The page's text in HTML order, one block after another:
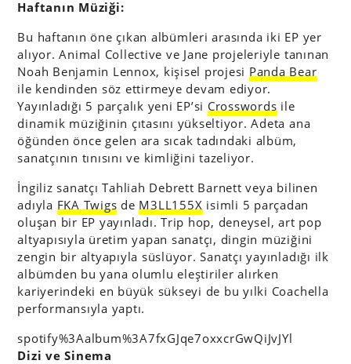
Haftanın Müziği:
Bu haftanın öne çıkan albümleri arasında iki EP yer
alıyor. Animal Collective ve Jane projeleriyle tanınan
Noah Benjamin Lennox, kişisel projesi Panda Bear
ile kendinden söz ettirmeye devam ediyor.
Yayınladığı 5 parçalık yeni EP’si Crosswords ile
dinamik müziğinin çıtasını yükseltiyor. Adeta ana
öğünden önce gelen ara sıcak tadındaki albüm,
sanatçının tınısını ve kimliğini tazeliyor.
İngiliz sanatçı Tahliah Debrett Barnett veya bilinen
adıyla FKA Twigs de M3LL155X isimli 5 parçadan
oluşan bir EP yayınladı. Trip hop, deneysel, art pop
altyapısıyla üretim yapan sanatçı, dingin müziğini
zengin bir altyapıyla süslüyor. Sanatçı yayınladığı ilk
albümden bu yana olumlu eleştiriler alırken
kariyerindeki en büyük sükseyi de bu yılki Coachella
performansıyla yaptı.
spotify%3Aalbum%3A7fxGJqe7oxxcrGwQiJvJYl
Dizi ve Sinema